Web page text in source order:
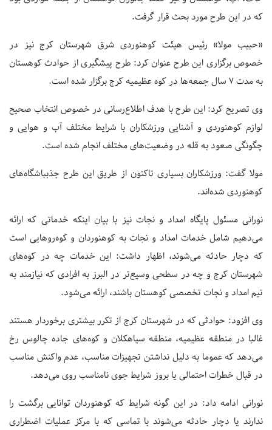
که در این طرح مورد بحث قرار گرفت.
«حبیب مولا» رئیس هیئت کوهنوردی شرق شهرستان کرج نیز در
خصوص برگزاری این طرح عنوان کرد: طرح پیشگیری از حوادث کوهستان
به مدت ۷ سال جمعه‌ها در کوه عظیمیه کرج برگزار شده است.
وی تصریح کرد: این طرح با هدف اطلاع‌رسانی در خصوص انتخاب صحیح
لوازم کوهنوردی و آشنایی ورزشکاران با شرایط مختلف آب و هوایی و
چگونگی صعود به قله در وضعیت‌های مختلف انجام شده است.
مولا گفت: ورزشکاران بسیاری تاکنون از طریق این طرح جذبباشگاه‌های
کوهنوردی شده‌اند.
نورانی مسئول پایگاه امداد و نجات نیز با بیان اینکه خدماتی که ارائه
می‌دهیم شامل خدمات امداد و نجات به کوهنوردان و کوه‌روهایی‌ است
که دچار حادثه می‌شوند، اظهار داشت: این خدمات چه در کوه‌های
شهرستان کرج و چه در سطحی وسیع‌تر در البرز به افرادی که نیازمند به
تیم امداد و نجات تخصصی کوهستان باشند، ارائه می‌شود.
وی افزود: حوادثی که در شهرستان کرج از تکرر بیشتری برخوردار هستند
غالبا در منطقه عظیمیه، منطقه سیاهکلان و کوه‌های جاده چالوس رخ
می‌دهد که عموما به دلیل نداشتن تجهیزات مناسب، عدم واکنش مناسب
در قبال خطرات احتمالی یا بروز شرایط جوی نامناسب روی می‌دهد.
نورانی ادامه داد: در این گونه شرایط که کوهنوردان توانایی برگشت را
ندارند یا دچار حادثه می‌شوند با تماسی که با مرکز عملیات اضطراری